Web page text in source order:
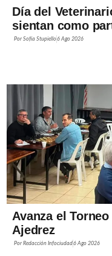
Día del
sientan como
PorSofía Stupiello6 Ago 2026
Avanza el
Ajedrez
PorRedacción Infociudad6 Ago 2026